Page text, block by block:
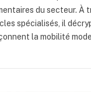
du secteur. À
spécialisés, il
la mobilité